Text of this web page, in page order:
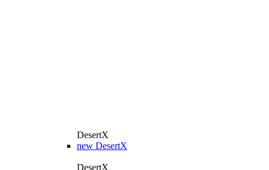
DesertX
new DesertX
DesertX